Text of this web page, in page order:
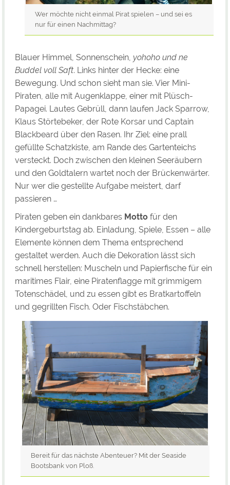
Wer möchte nicht einmal Pirat spielen – und sei es
nur für einen Nachmittag?
Blauer Himmel, Sonnenschein, yohoho und ne
Buddel voll Saft. Links hinter der Hecke: eine
Bewegung. Und schon sieht man sie. Vier Mini-
Piraten, alle mit Augenklappe, einer mit Plüsch-
Papagei. Lautes Gebrüll, dann laufen Jack Sparrow,
Klaus Störtebeker, der Rote Korsar und Captain
Blackbeard über den Rasen. Ihr Ziel: eine prall
gefüllte Schatzkiste, am Rande des Gartenteichs
versteckt. Doch zwischen den kleinen Seeräubern
und den Goldtalern wartet noch der Brückenwärter.
Nur wer die gestellte Aufgabe meistert, darf
passieren …
Piraten geben ein dankbares Mottofür den
Kindergeburtstag ab. Einladung, Spiele, Essen – alle
Elemente können dem Thema entsprechend
gestaltet werden. Auch die Dekoration lässt sich
schnell herstellen: Muscheln und Papierfische für ein
maritimes Flair, eine Piratenflagge mit grimmigem
Totenschädel, und zu essen gibt es Bratkartoffeln
und gegrillten Fisch. Oder Fischstäbchen.
Bereit für das nächste Abenteuer? Mit der Seaside
Bootsbank von Ploß.